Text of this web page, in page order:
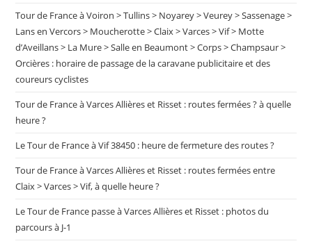
Tour de France à Voiron > Tullins > Noyarey > Veurey > Sassenage >
Lans en Vercors > Moucherotte > Claix > Varces > Vif > Motte
d’Aveillans > La Mure > Salle en Beaumont > Corps > Champsaur >
Orcières : horaire de passage de la caravane publicitaire et des
coureurs cyclistes
Tour de France à Varces Allières et Risset : routes fermées ? à quelle
heure ?
Le Tour de France à Vif 38450 : heure de fermeture des routes ?
Tour de France à Varces Allières et Risset : routes fermées entre
Claix > Varces > Vif, à quelle heure ?
Le Tour de France passe à Varces Allières et Risset : photos du
parcours à J-1